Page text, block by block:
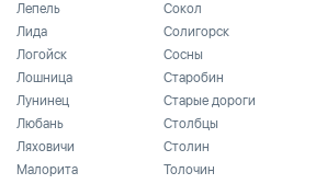
Лепель
Лида
Логойск
Лошница
Лунинец
Любань
Ляховичи
Малорита
Сокол
Солигорск
Сосны
Старобин
Старые дороги
Столбцы
Столин
Толочин